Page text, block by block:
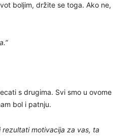
boljim, držite se toga. Ako ne,
s drugima. Svi smo u ovome
bol i patnju.
motivacija za vas, ta